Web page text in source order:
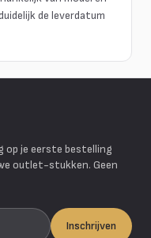
de leverdatum
op je eerste bestelling
outlet-stukken. Geen
Inschrijven